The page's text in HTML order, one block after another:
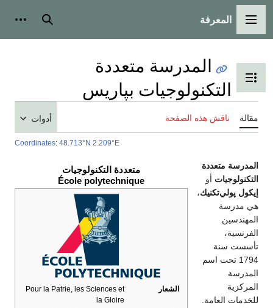
القائمة الرئيسية
المعرفة بحث
تبديل عرض جدول المحتويات
المدرسة متعددة
التكنولوجيات بپاريس
مقالة ناقش هذه الصفحة أدوات
Coordinates: 48.713°N 2.209°E
متعددة التكنولوجيات
École polytechnique
الشعار
Pour la Patrie, les Sciences et
la Gloire
المدرسة متعددة
التكنولوجيات أو
إيكول پولي‌تكنيك،
هي مدرسة
المهندسين
الفرنسية،
تأسست سنة
1794 تحت اسم
المدرسة
المركزية
للخدمات العامة.